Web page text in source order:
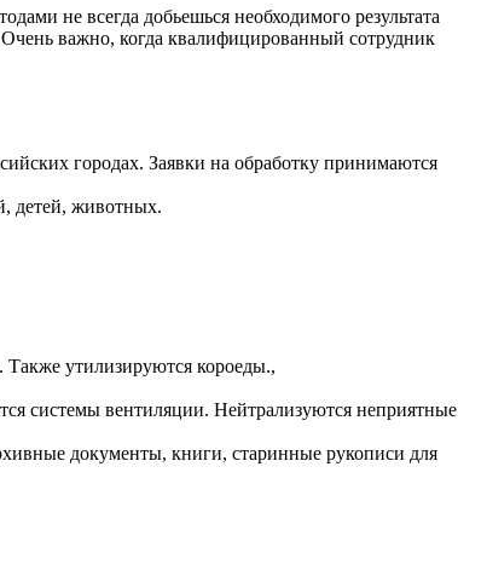
не всегда добьешься необходимого результата
важно, когда квалифицированный сотрудник
городах. Заявки на обработку принимаются
детей, животных.
утилизируются короеды.,
системы вентиляции. Нейтрализуются неприятные
документы, книги, старинные рукописи для